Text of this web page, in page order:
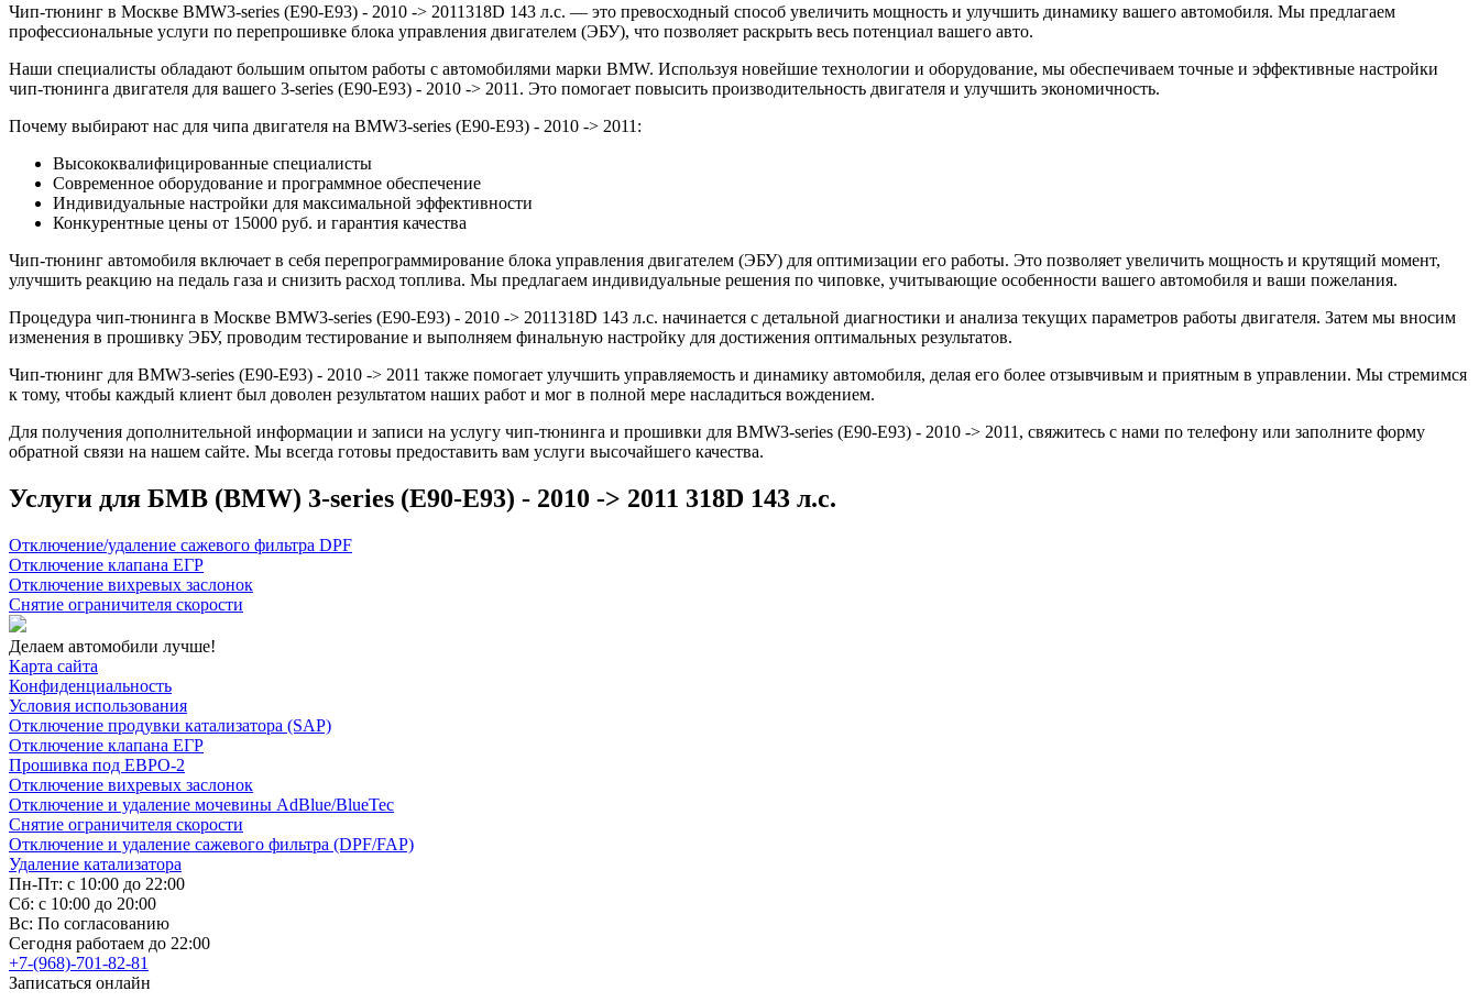
Чип-тюнинг в Москве BMW3-series (E90-E93) - 2010 -> 2011318D 143 л.с. — это превосходный способ увеличить мощность и улучшить динамику вашего автомобиля. Мы предлагаем
профессиональные услуги по перепрошивке блока управления двигателем (ЭБУ), что позволяет раскрыть весь потенциал вашего авто.
Наши специалисты обладают большим опытом работы с автомобилями марки BMW. Используя новейшие технологии и оборудование, мы обеспечиваем точные и эффективные настройки
чип-тюнинга двигателя для вашего 3-series (E90-E93) - 2010 -> 2011. Это помогает повысить производительность двигателя и улучшить экономичность.
Почему выбирают нас для чипа двигателя на BMW3-series (E90-E93) - 2010 -> 2011:
Высококвалифицированные специалисты
Современное оборудование и программное обеспечение
Индивидуальные настройки для максимальной эффективности
Конкурентные цены от 15000 руб. и гарантия качества
Чип-тюнинг автомобиля включает в себя перепрограммирование блока управления двигателем (ЭБУ) для оптимизации его работы. Это позволяет увеличить мощность и крутящий момент,
улучшить реакцию на педаль газа и снизить расход топлива. Мы предлагаем индивидуальные решения по чиповке, учитывающие особенности вашего автомобиля и ваши пожелания.
Процедура чип-тюнинга в Москве BMW3-series (E90-E93) - 2010 -> 2011318D 143 л.с. начинается с детальной диагностики и анализа текущих параметров работы двигателя. Затем мы вносим
изменения в прошивку ЭБУ, проводим тестирование и выполняем финальную настройку для достижения оптимальных результатов.
Чип-тюнинг для BMW3-series (E90-E93) - 2010 -> 2011 также помогает улучшить управляемость и динамику автомобиля, делая его более отзывчивым и приятным в управлении. Мы стремимся
к тому, чтобы каждый клиент был доволен результатом наших работ и мог в полной мере насладиться вождением.
Для получения дополнительной информации и записи на услугу чип-тюнинга и прошивки для BMW3-series (E90-E93) - 2010 -> 2011, свяжитесь с нами по телефону или заполните форму
обратной связи на нашем сайте. Мы всегда готовы предоставить вам услуги высочайшего качества.
Услуги для БМВ (BMW) 3-series (E90-E93) - 2010 -> 2011 318D 143 л.с.
Отключение/удаление сажевого фильтра DPF
Отключение клапана ЕГР
Отключение вихревых заслонок
Снятие ограничителя скорости
Делаем автомобили лучше!
Карта сайта
Конфиденциальность
Условия использования
Отключение продувки катализатора (SAP)
Отключение клапана ЕГР
Прошивка под ЕВРО-2
Отключение вихревых заслонок
Отключение и удаление мочевины AdBlue/BlueTec
Снятие ограничителя скорости
Отключение и удаление сажевого фильтра (DPF/FAP)
Удаление катализатора
Пн-Пт: с 10:00 до 22:00
Сб: с 10:00 до 20:00
Вс: По согласованию
Сегодня работаем до 22:00
+7-(968)-701-82-81
Записаться онлайн